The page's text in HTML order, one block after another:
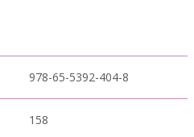
978-65-5392-404-8
158